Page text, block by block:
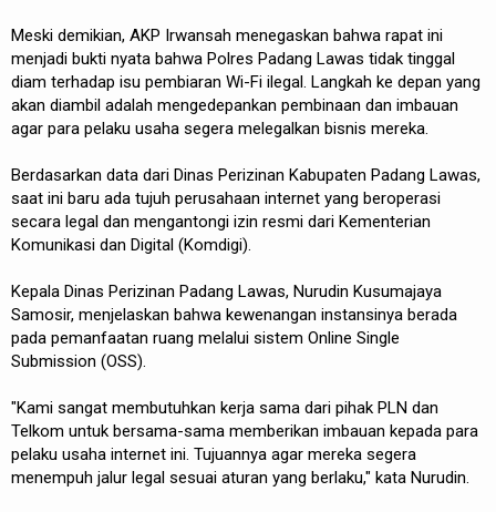
Meski demikian, AKP Irwansah menegaskan bahwa rapat ini
menjadi bukti nyata bahwa Polres Padang Lawas tidak tinggal
diam terhadap isu pembiaran Wi-Fi ilegal. Langkah ke depan yang
akan diambil adalah mengedepankan pembinaan dan imbauan
agar para pelaku usaha segera melegalkan bisnis mereka.
Berdasarkan data dari Dinas Perizinan Kabupaten Padang Lawas,
saat ini baru ada tujuh perusahaan internet yang beroperasi
secara legal dan mengantongi izin resmi dari Kementerian
Komunikasi dan Digital (Komdigi).
Kepala Dinas Perizinan Padang Lawas, Nurudin Kusumajaya
Samosir, menjelaskan bahwa kewenangan instansinya berada
pada pemanfaatan ruang melalui sistem Online Single
Submission (OSS).
"Kami sangat membutuhkan kerja sama dari pihak PLN dan
Telkom untuk bersama-sama memberikan imbauan kepada para
pelaku usaha internet ini. Tujuannya agar mereka segera
menempuh jalur legal sesuai aturan yang berlaku," kata Nurudin.